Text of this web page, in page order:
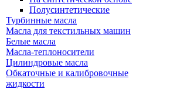
Полусинтетические
Турбинные масла
Масла для текстильных машин
Белые масла
Масла-теплоносители
Цилиндровые масла
Обкаточные и калибровочные
жидкости